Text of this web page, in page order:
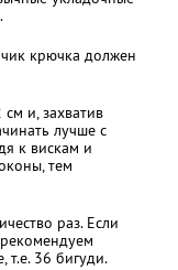
крючка должен
и, захватив
лучше с
к вискам и
тем
раз. Если
т.е. 36 бигуди.